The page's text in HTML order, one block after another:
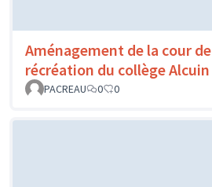
Aménagement de la cour de
récréation du collège Alcuin
PACREAU
0 0